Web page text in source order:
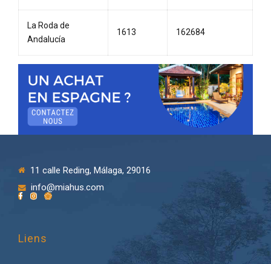
La Roda de
Andalucía
1613 162684
11 calle Reding, Málaga, 29016
info@miahus.com
Liens